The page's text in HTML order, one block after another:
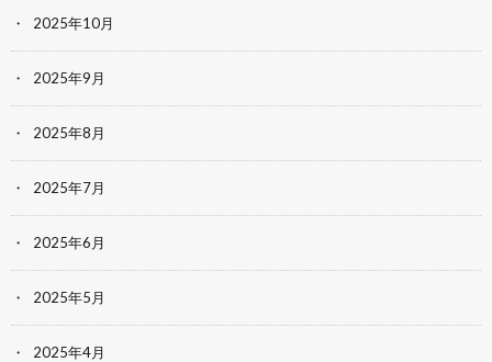
2025年10月
2025年9月
2025年8月
2025年7月
2025年6月
2025年5月
2025年4月